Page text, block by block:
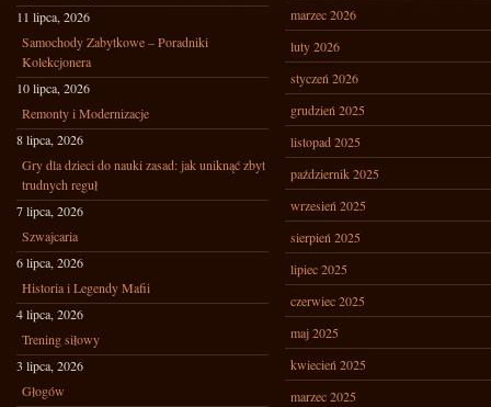
11 lipca, 2026
Samochody Zabytkowe – Poradniki
Kolekcjonera
10 lipca, 2026
Remonty i Modernizacje
8 lipca, 2026
Gry dla dzieci do nauki zasad: jak uniknąć zbyt
trudnych reguł
7 lipca, 2026
Szwajcaria
6 lipca, 2026
Historia i Legendy Mafii
4 lipca, 2026
Trening siłowy
3 lipca, 2026
Głogów
marzec 2026
luty 2026
styczeń 2026
grudzień 2025
listopad 2025
październik 2025
wrzesień 2025
sierpień 2025
lipiec 2025
czerwiec 2025
maj 2025
kwiecień 2025
marzec 2025